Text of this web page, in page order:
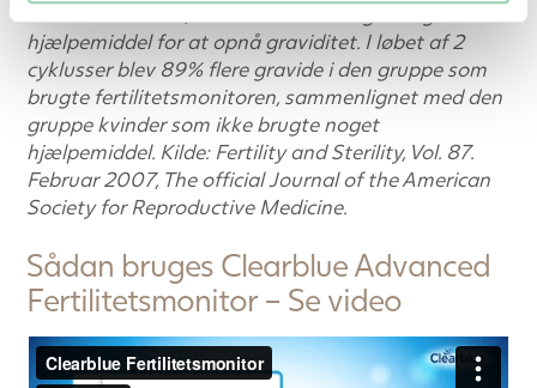
hjælpemiddel for at opnå graviditet. I løbet af 2
cyklusser blev 89% flere gravide i den gruppe som
brugte fertilitetsmonitoren, sammenlignet med den
gruppe kvinder som ikke brugte noget
hjælpemiddel. Kilde: Fertility and Sterility, Vol. 87.
Februar 2007, The official Journal of the American
Society for Reproductive Medicine.
Sådan bruges Clearblue Advanced
Fertilitetsmonitor – Se video